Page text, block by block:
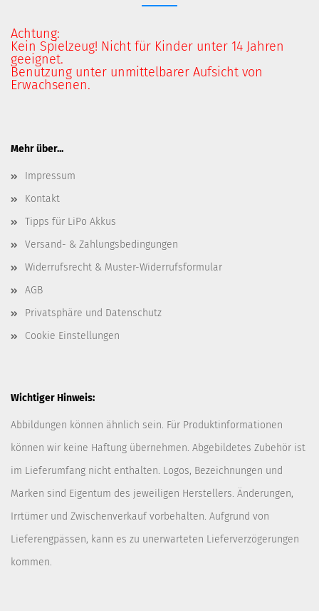
Achtung:
Kein Spielzeug! Nicht für Kinder unter 14 Jahren
geeignet.
Benutzung unter unmittelbarer Aufsicht von
Erwachsenen.
Mehr über...
Impressum
Kontakt
Tipps für LiPo Akkus
Versand- & Zahlungsbedingungen
Widerrufsrecht & Muster-Widerrufsformular
AGB
Privatsphäre und Datenschutz
Cookie Einstellungen
Wichtiger Hinweis:
Abbildungen können ähnlich sein. Für Produktinformationen
können wir keine Haftung übernehmen. Abgebildetes Zubehör ist
im Lieferumfang nicht enthalten. Logos, Bezeichnungen und
Marken sind Eigentum des jeweiligen Herstellers. Änderungen,
Irrtümer und Zwischenverkauf vorbehalten. Aufgrund von
Lieferengpässen, kann es zu unerwarteten Lieferverzögerungen
kommen.